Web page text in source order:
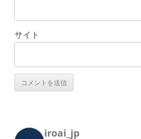
サイト
iroai_jp